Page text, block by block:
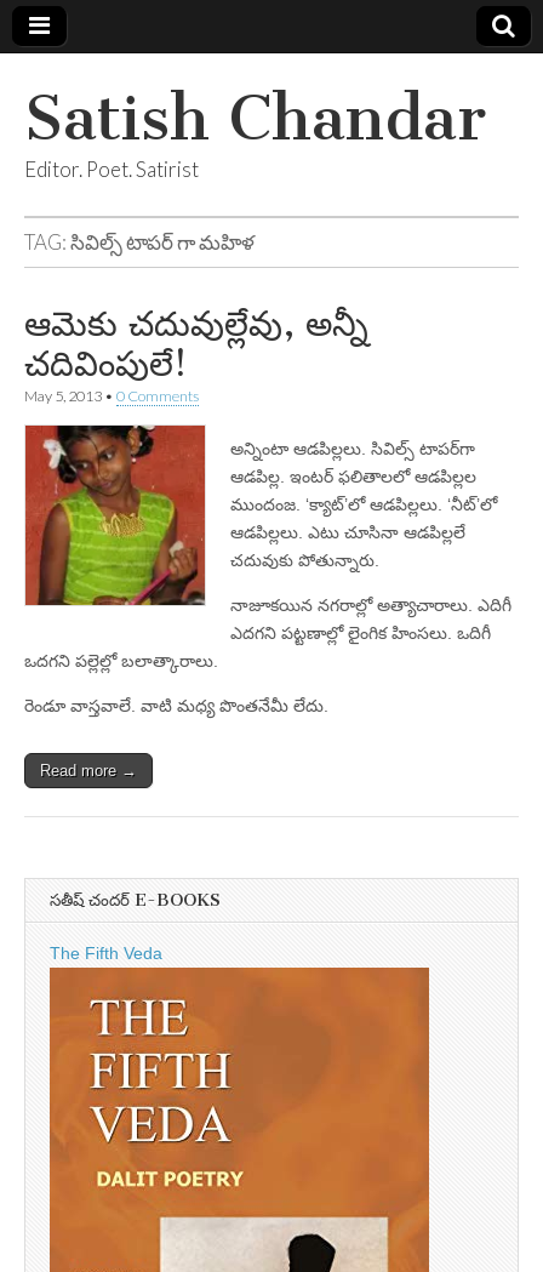
Satish Chandar
Editor. Poet. Satirist
TAG:సివిల్స్ టాపర్ గా మహిళ
ఆమెకు చదువుల్లేవు, అన్నీ
చదివింపులే!
May 5, 2013 • 0 Comments
అన్నింటా ఆడపిల్లలు. సివిల్స్‌ టాపర్‌గా
ఆడపిల్ల. ఇంటర్‌ ఫలితాలలో ఆడపిల్లల
ముందంజ. ‘క్యాట్‌’లో ఆడపిల్లలు. ‘నీట్‌’లో
ఆడపిల్లలు. ఎటు చూసినా ఆడపిల్లలే
చదువుకు పోతున్నారు.
నాజూకయిన నగరాల్లో అత్యాచారాలు. ఎదిగీ
ఎదగని పట్టణాల్లో లైంగిక హింసలు. ఒదిగీ
ఒదగని పల్లెల్లో బలాత్కారాలు.
రెండూ వాస్తవాలే. వాటి మధ్య పొంతనేమీ లేదు.
Read more →
సతీష్ చందర్ E-BOOKS
The Fifth Veda